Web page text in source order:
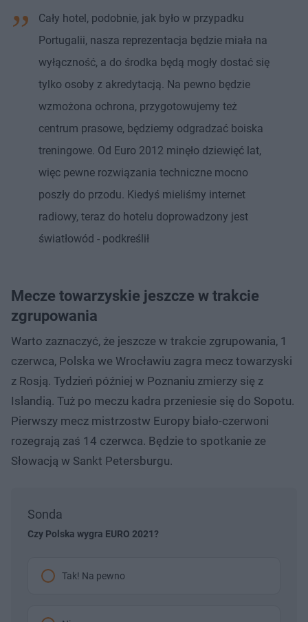
Cały hotel, podobnie, jak było w przypadku
Portugalii, nasza reprezentacja będzie miała na
wyłączność, a do środka będą mogły dostać się
tylko osoby z akredytacją. Na pewno będzie
wzmożona ochrona, przygotowujemy też
centrum prasowe, będziemy odgradzać boiska
treningowe. Od Euro 2012 minęło dziewięć lat,
więc pewne rozwiązania techniczne mocno
poszły do przodu. Kiedyś mieliśmy internet
radiowy, teraz do hotelu doprowadzony jest
światłowód - podkreślił
Mecze towarzyskie jeszcze w trakcie
zgrupowania
Warto zaznaczyć, że jeszcze w trakcie zgrupowania, 1
czerwca, Polska we Wrocławiu zagra mecz towarzyski
z Rosją. Tydzień później w Poznaniu zmierzy się z
Islandią. Tuż po meczu kadra przeniesie się do Sopotu.
Pierwszy mecz mistrzostw Europy biało-czerwoni
rozegrają zaś 14 czerwca. Będzie to spotkanie ze
Słowacją w Sankt Petersburgu.
Sonda
Czy Polska wygra EURO 2021?
Tak! Na pewno